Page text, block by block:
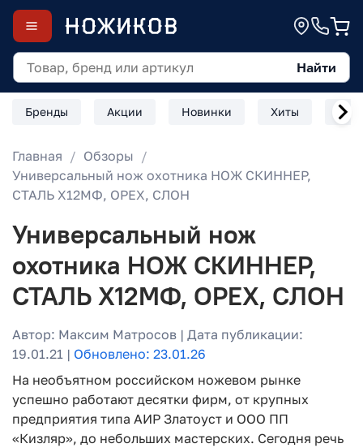
Найти
Бренды Акции Новинки Хиты
Главная
Обзоры
Универсальный нож охотника НОЖ СКИННЕР,
СТАЛЬ Х12МФ, ОРЕХ, СЛОН
Универсальный нож
охотника НОЖ СКИННЕР,
СТАЛЬ Х12МФ, ОРЕХ, СЛОН
Автор: Максим Матросов | Дата публикации:
19.01.21 | Обновлено: 23.01.26
На необъятном российском ножевом рынке
успешно работают десятки фирм, от крупных
предприятия типа АИР Златоуст и ООО ПП
«Кизляр», до небольших мастерских. Сегодня речь